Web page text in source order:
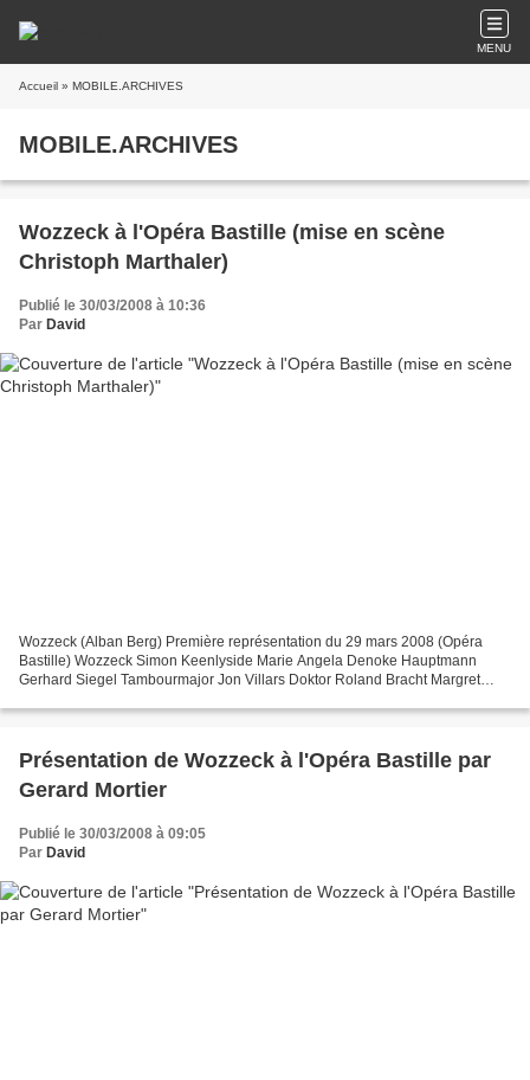
MENU
Accueil » MOBILE.ARCHIVES
MOBILE.ARCHIVES
Wozzeck à l'Opéra Bastille (mise en scène
Christoph Marthaler)
Publié le 30/03/2008 à 10:36
Par David
Wozzeck (Alban Berg) Première représentation du 29 mars 2008 (Opéra
Bastille) Wozzeck Simon Keenlyside Marie Angela Denoke Hauptmann
Gerhard Siegel Tambourmajor Jon Villars Doktor Roland Bracht Margret
Présentation de Wozzeck à l'Opéra Bastille par
Gerard Mortier
Publié le 30/03/2008 à 09:05
Par David